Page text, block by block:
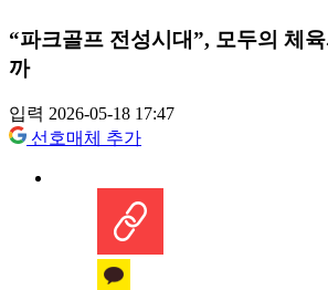
“파크골프 전성시대”, 모두의 체
까
입력 2026-05-18 17:47
선호매체 추가